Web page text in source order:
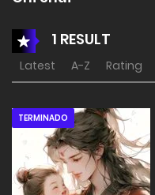
1 RESULT
Latest A-Z Rating
TERMINADO